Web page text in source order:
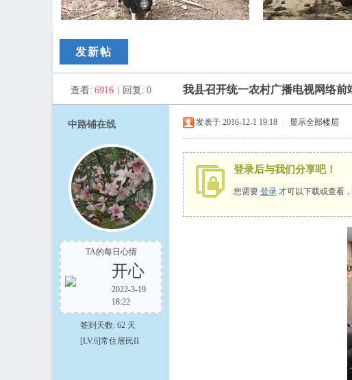
在
发新帖
查看: 6916 回复: 0 我县召开统一农村广播电视网络前
中路铺在线
TA的每日心情
开心
2022-3-19
18:22
签到天数: 62 天
[LV.6]常住居民II
发表于 2016-12-1 19:18 显示全部楼层
登录后与我们分享吧！
您需要 登录 才可以下载或查看